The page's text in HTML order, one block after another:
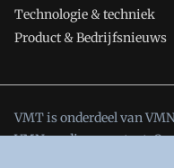
Technologie & techniek
Product & Bedrijfsnieuws
VMT is onderdeel van
VMN media voor staat.